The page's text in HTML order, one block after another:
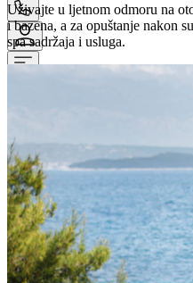
Uživajte u ljetnom odmoru na
i bazena, a za opuštanje nakon
spa sadržaja i usluga.